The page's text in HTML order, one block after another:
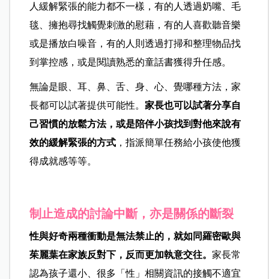
人緩解緊張的能力都不一樣，有的人透過奶嘴、毛
毯、擁抱尋找觸覺刺激的慰藉，有的人喜歡聽音樂
或是播放白噪音，有的人則透過打掃和整理物品找
到掌控感，或是閱讀熟悉的童話書獲得升任感。
無論是眼、耳、鼻、舌、身、心、覺哪種方法，家
長都可以試著提供可能性。家長也可以試著分享自
己習慣的放鬆方法，或是陪伴小孩找到對他來說有
效的緩解緊張的方式 ，指派簡單任務給小孩使他獲
得成就感等等。
制止造成的討論中斷，亦是關係的斷裂
性與好奇兩種衝動是無法禁止的，就如同羅密歐與
茱麗葉在家族反對下，反而更加執意交往。家長常
認為孩子還小、很多「性」相關資訊的接觸不適宜